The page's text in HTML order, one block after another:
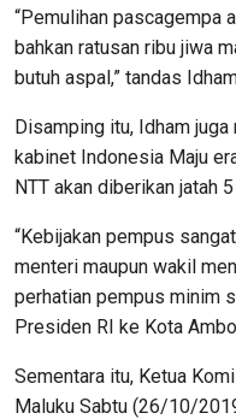
“Pemulihan pascagempa
bahkan ratusan ribu jiwa
butuh aspal,” tandas
Disamping itu, Idham
kabinet Indonesia Maju
NTT akan diberikan jatah
“Kebijakan pempus
menteri maupun wakil
perhatian pempus minim
Presiden RI ke Kota
Sementara itu, Ketua
Maluku Sabtu (26/10/